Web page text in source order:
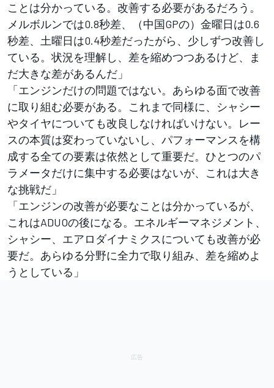
ことは分かっている。改善する必要があるだろう。
メルボルンでは0.8秒差、（中国GPの）金曜日は0.6
秒差、土曜日は0.4秒差だったがら、少しずつ改善し
ている。状況を理解し、差を縮めつつあるけど、ま
だ大きな差があるんだ」
「エンジンだけの問題ではない。あらゆる面で改善
に取り組む必要がある。これまで同様に、シャシー
やタイヤについても改良しなければいけない。レー
スの本質は変わっていないし、パフォーマンスを構
成する全ての要素は依然として重要だ。ひとつのパ
ラメータだけに集中する必要はないが、これは大き
な挑戦だ」
「エンジンの改善が必要なことは分かっているが、
これはADUOの後になる。エネルギーマネジメント、
シャシー、エアロダイナミクスについても改善が必
要だ。あらゆる分野に全力で取り組み、差を縮めよ
うとしている」